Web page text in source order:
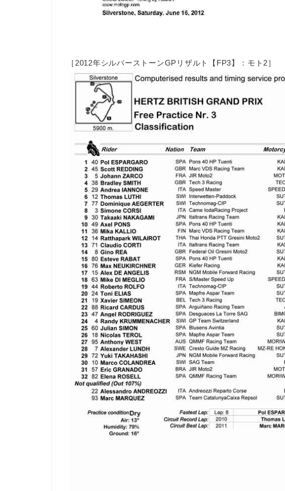
［2012年シルバーストーンGPリザルト【FP3】：モト2］